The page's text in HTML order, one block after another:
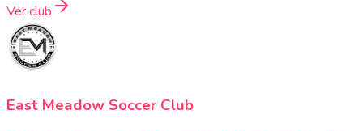
Ver club
East Meadow Soccer Club